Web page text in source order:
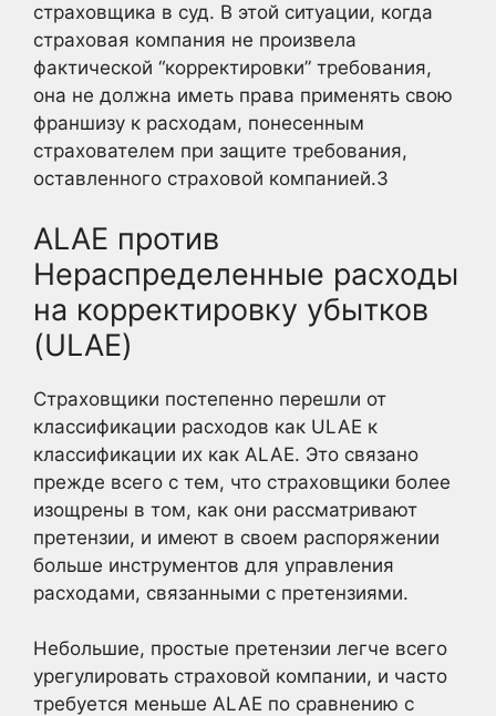
страховщика в суд. В этой ситуации, когда
страховая компания не произвела
фактической “корректировки” требования,
она не должна иметь права применять свою
франшизу к расходам, понесенным
страхователем при защите требования,
оставленного страховой компанией.3
ALAE против
Нераспределенные расходы
на корректировку убытков
(ULAE)
Страховщики постепенно перешли от
классификации расходов как ULAE к
классификации их как ALAE. Это связано
прежде всего с тем, что страховщики более
изощрены в том, как они рассматривают
претензии, и имеют в своем распоряжении
больше инструментов для управления
расходами, связанными с претензиями.
Небольшие, простые претензии легче всего
урегулировать страховой компании, и часто
требуется меньше ALAE по сравнению с